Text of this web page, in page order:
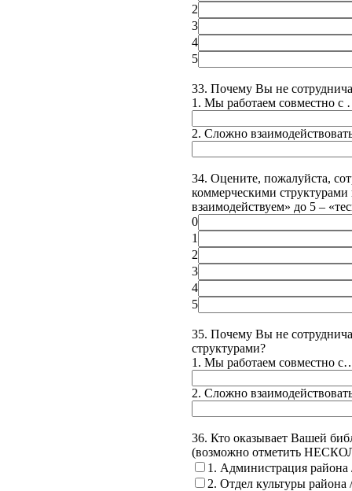
2
3
4
5
33. Почему Вы не
1. Мы работаем совместно
2. Сложно
34. Оцените, пожалуйста,
коммерческими
взаимодействуем» до 5 –
0
1
2
3
4
5
35. Почему Вы не
структурами?
1. Мы работаем совместно
2. Сложно
36. Кто оказывает Вашей
(возможно отметить
1. Администрация района
2. Отдел культуры района